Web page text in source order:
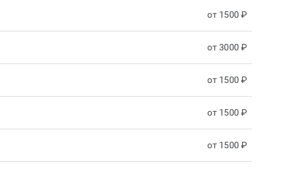
от 1500 ₽
от 3000 ₽
от 1500 ₽
от 1500 ₽
от 1500 ₽